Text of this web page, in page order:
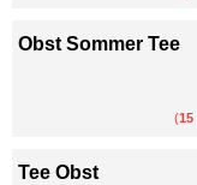
Obst Sommer Tee
(15
Tee Obst